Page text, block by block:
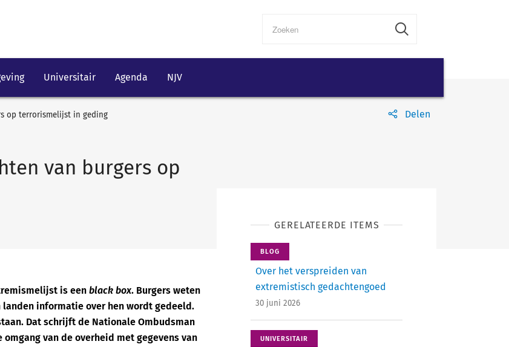
Universitair Agenda NJV
op terrorismelijst in geding Delen
van burgers op
is een black box. Burgers weten
informatie over hen wordt gedeeld.
Dat schrijft de Nationale Ombudsman
van de overheid met gegevens van
GERELATEERDE ITEMS
BLOG
Over het verspreiden van
extremistisch gedachtengoed
30 juni 2026
UNIVERSITAIR